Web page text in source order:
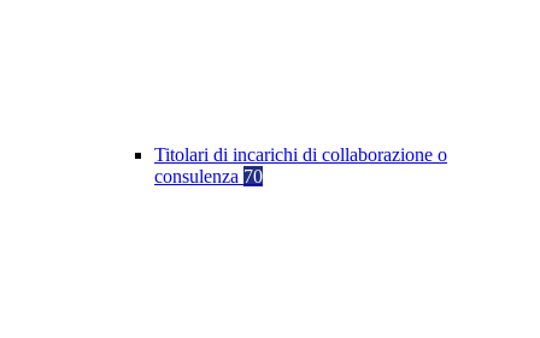
Titolari di incarichi di collaborazione o
consulenza 70